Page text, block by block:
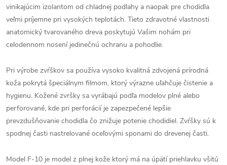
vinikajúcim izolantom od chladnej podlahy a naopak pre chodidla
veľmi príjemne pri vysokých teplotách. Tieto zdravotné vlastnosti
anatomický tvarovaného dreva poskytujú Vašim nohám pri
celodennom nosení jedinečnú ochranu a pohodlie.
Pri výrobe zvŕškov sa používa vysoko kvalitná zdvojená prírodná
koža pokrytá špeciálnym filmom, ktorý výrazne uľahčuje čistenie a
hygienu. Kožené zvršky sa vyrábajú podľa modelov plné alebo
perforované, kde pri perforácií je zapezpečené lepšie
prevzdušňovanie chodidla čo znižuje potenie chodidiel. Zvŕšky sú k
spodnej časti nastrelované oceľovými sponami do drevenej časti.
Model F-10 je model z plnej kože ktorý má na úpätí priehlavku všitú